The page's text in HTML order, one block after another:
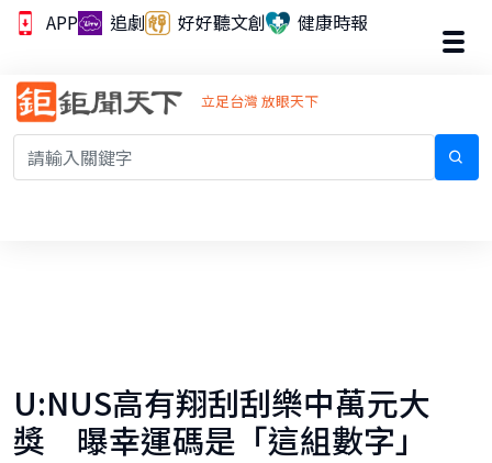
APP 追劇 好好聽文創 健康時報
立足台灣 放眼天下
U:NUS高有翔刮刮樂中萬元大
獎 曝幸運碼是「這組數字」